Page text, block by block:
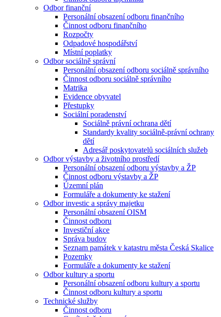
Odbor finanční
Personální obsazení odboru finančního
Činnost odboru finančního
Rozpočty
Odpadové hospodářství
Místní poplatky
Odbor sociálně správní
Personální obsazení odboru sociálně správního
Činnost odboru sociálně správního
Matrika
Evidence obyvatel
Přestupky
Sociální poradenství
Sociálně právní ochrana dětí
Standardy kvality sociálně-právní ochrany
dětí
Adresář poskytovatelů sociálních služeb
Odbor výstavby a životního prostředí
Personální obsazení odboru výstavby a ŽP
Činnost odboru výstavby a ŽP
Územní plán
Formuláře a dokumenty ke stažení
Odbor investic a správy majetku
Personální obsazení OISM
Činnost odboru
Investiční akce
Správa budov
Seznam památek v katastru města Česká Skalice
Pozemky
Formuláře a dokumenty ke stažení
Odbor kultury a sportu
Personální obsazení odboru kultury a sportu
Činnost odboru kultury a sportu
Technické služby
Činnost odboru